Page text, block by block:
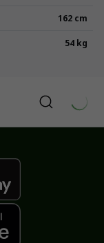
162 cm
54 kg